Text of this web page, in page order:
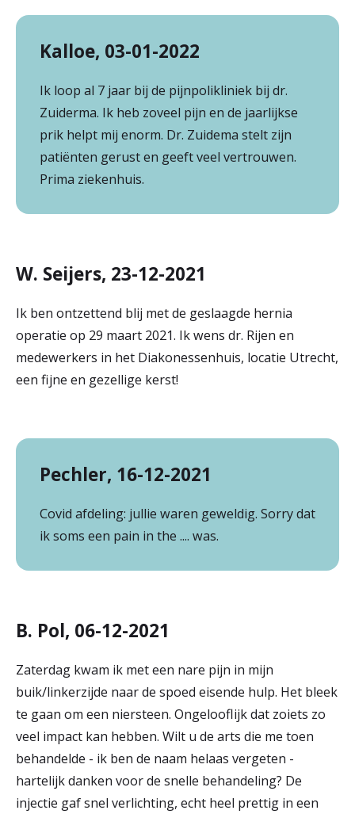
Kalloe, 03-01-2022
Ik loop al 7 jaar bij de pijnpolikliniek bij dr.
Zuiderma. Ik heb zoveel pijn en de jaarlijkse
prik helpt mij enorm. Dr. Zuidema stelt zijn
patiënten gerust en geeft veel vertrouwen.
Prima ziekenhuis.
W. Seijers, 23-12-2021
Ik ben ontzettend blij met de geslaagde hernia
operatie op 29 maart 2021. Ik wens dr. Rijen en
medewerkers in het Diakonessenhuis, locatie Utrecht,
een fijne en gezellige kerst!
Pechler, 16-12-2021
Covid afdeling: jullie waren geweldig. Sorry dat
ik soms een pain in the .... was.
B. Pol, 06-12-2021
Zaterdag kwam ik met een nare pijn in mijn
buik/linkerzijde naar de spoed eisende hulp. Het bleek
te gaan om een niersteen. Ongelooflijk dat zoiets zo
veel impact kan hebben. Wilt u de arts die me toen
behandelde - ik ben de naam helaas vergeten -
hartelijk danken voor de snelle behandeling? De
injectie gaf snel verlichting, echt heel prettig in een